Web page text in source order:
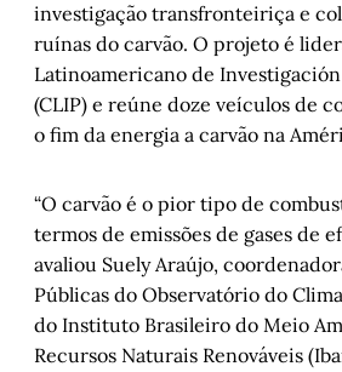
investigação transfronteiriça e
ruínas do carvão. O projeto é
Latinoamericano de
(CLIP) e reúne doze veículos de
o fim da energia a carvão na
“O carvão é o pior tipo de
termos de emissões de gases de
avaliou Suely Araújo,
Públicas do Observatório do
do Instituto Brasileiro do Meio
Recursos Naturais Renováveis